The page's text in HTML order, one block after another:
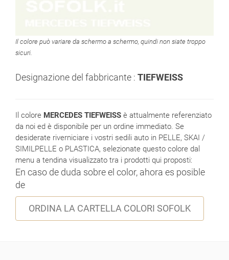
Il colore può variare da schermo a schermo, quindi non siate troppo
sicuri.
Designazione del fabbricante : TIEFWEISS
Il colore MERCEDES TIEFWEISS è attualmente referenziato
da noi ed è disponibile per un ordine immediato. Se
desiderate riverniciare i vostri sedili auto in PELLE, SKAI /
SIMILPELLE o PLASTICA, selezionate questo colore dal
menu a tendina visualizzato tra i prodotti qui proposti:
En caso de duda sobre el color, ahora es posible
de
ORDINA LA CARTELLA COLORI SOFOLK